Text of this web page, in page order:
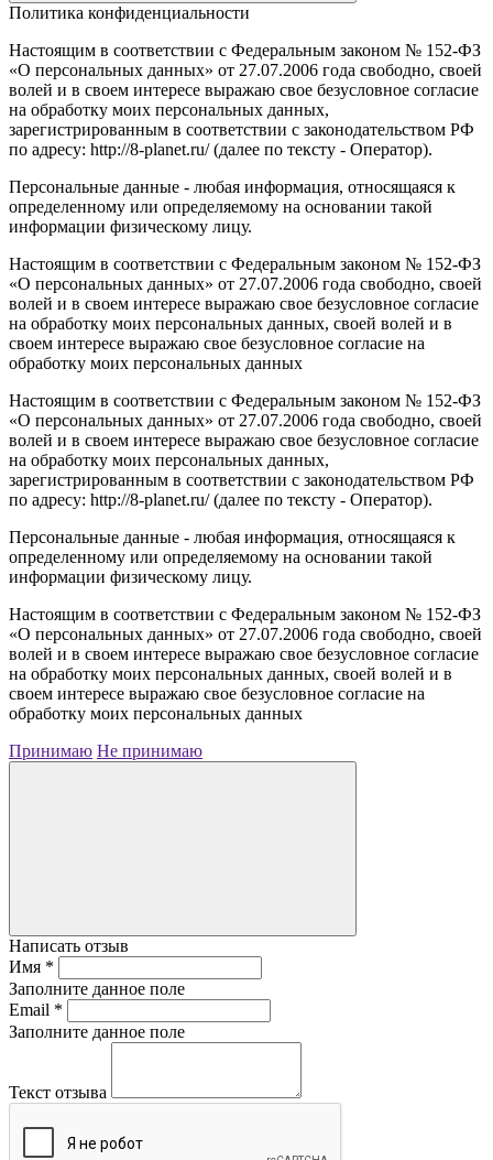
Политика конфиденциальности
Настоящим в соответствии с Федеральным законом № 152-ФЗ
«О персональных данных» от 27.07.2006 года свободно, своей
волей и в своем интересе выражаю свое безусловное согласие
на обработку моих персональных данных,
зарегистрированным в соответствии с законодательством РФ
по адресу: http://8-planet.ru/ (далее по тексту - Оператор).
Персональные данные - любая информация, относящаяся к
определенному или определяемому на основании такой
информации физическому лицу.
Настоящим в соответствии с Федеральным законом № 152-ФЗ
«О персональных данных» от 27.07.2006 года свободно, своей
волей и в своем интересе выражаю свое безусловное согласие
на обработку моих персональных данных, своей волей и в
своем интересе выражаю свое безусловное согласие на
обработку моих персональных данных
Настоящим в соответствии с Федеральным законом № 152-ФЗ
«О персональных данных» от 27.07.2006 года свободно, своей
волей и в своем интересе выражаю свое безусловное согласие
на обработку моих персональных данных,
зарегистрированным в соответствии с законодательством РФ
по адресу: http://8-planet.ru/ (далее по тексту - Оператор).
Персональные данные - любая информация, относящаяся к
определенному или определяемому на основании такой
информации физическому лицу.
Настоящим в соответствии с Федеральным законом № 152-ФЗ
«О персональных данных» от 27.07.2006 года свободно, своей
волей и в своем интересе выражаю свое безусловное согласие
на обработку моих персональных данных, своей волей и в
своем интересе выражаю свое безусловное согласие на
обработку моих персональных данных
Принимаю Не принимаю
Написать отзыв
Имя *
Заполните данное поле
Email *
Заполните данное поле
Текст отзыва